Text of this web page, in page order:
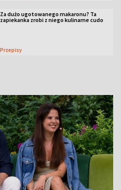
Za dużo ugotowanego makaronu? Ta
zapiekanka zrobi z niego kulinarne cudo
Przepisy